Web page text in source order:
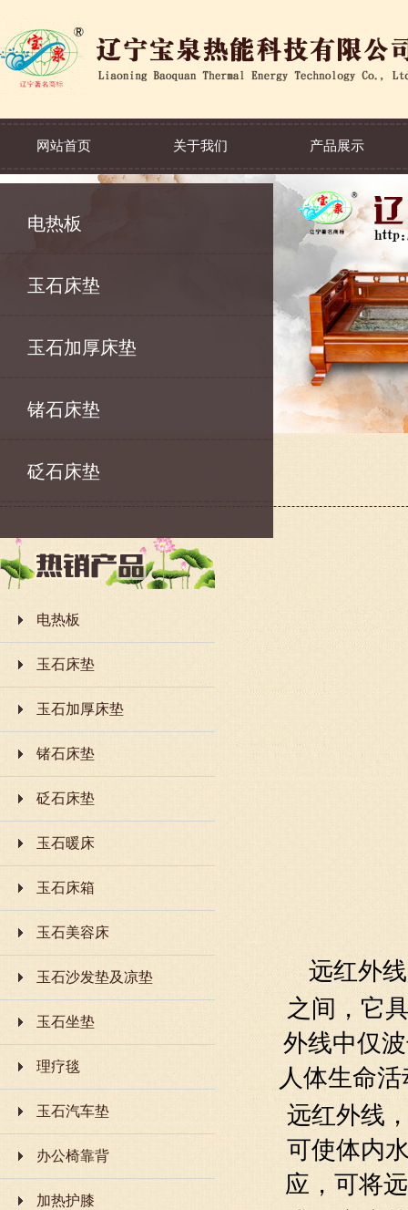
网站首页 关于我们 产品展示
电热板
玉石床垫
玉石加厚床垫
锗石床垫
砭石床垫
电热板
玉石床垫
玉石加厚床垫
锗石床垫
砭石床垫
玉石暖床
玉石床箱
玉石美容床
玉石沙发垫及凉垫
玉石坐垫
理疗毯
玉石汽车垫
办公椅靠背
加热护膝
远红外
之间，它
外线中仅
人体生命
远红外线
可使体内
应，可将